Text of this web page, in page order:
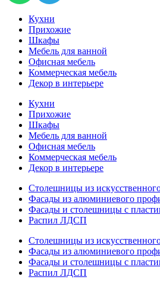
Кухни
Прихожие
Шкафы
Мебель для ванной
Офисная мебель
Коммерческая мебель
Декор в интерьере
Кухни
Прихожие
Шкафы
Мебель для ванной
Офисная мебель
Коммерческая мебель
Декор в интерьере
Столешницы из
Фасады из алюминиевого
Фасады и столешницы с
Распил ЛДСП
Столешницы из
Фасады из алюминиевого
Фасады и столешницы с
Распил ЛДСП